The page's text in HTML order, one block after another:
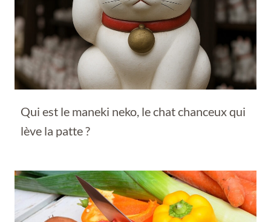
Qui est le maneki neko, le chat chanceux qui
lève la patte ?